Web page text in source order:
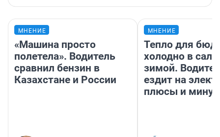
МНЕНИЕ
«Машина просто
полетела». Водитель
сравнил бензин в
Казахстане и России
МНЕНИЕ
Тепло для
холодно в
зимой.
ездит на
плюсы и